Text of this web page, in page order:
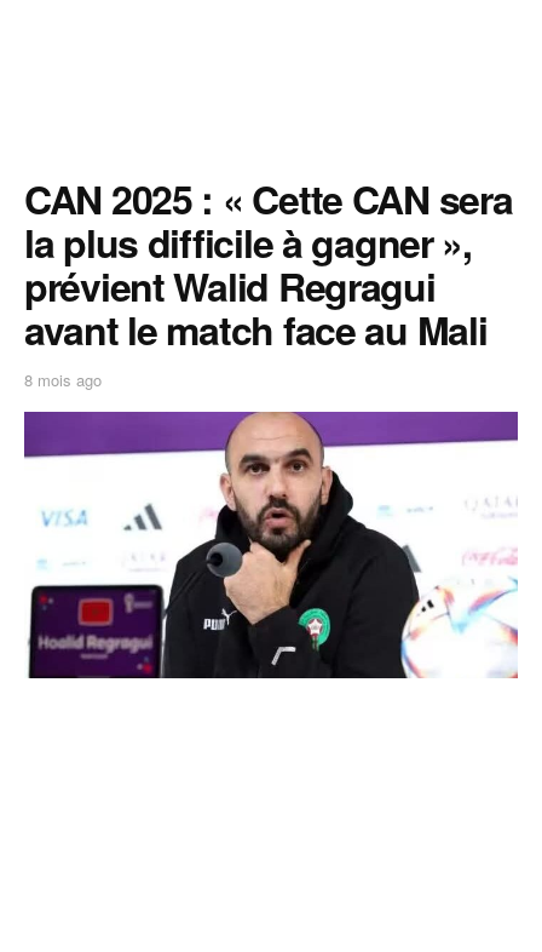
CAN 2025 : « Cette CAN sera
la plus difficile à gagner »,
prévient Walid Regragui
avant le match face au Mali
8 mois ago